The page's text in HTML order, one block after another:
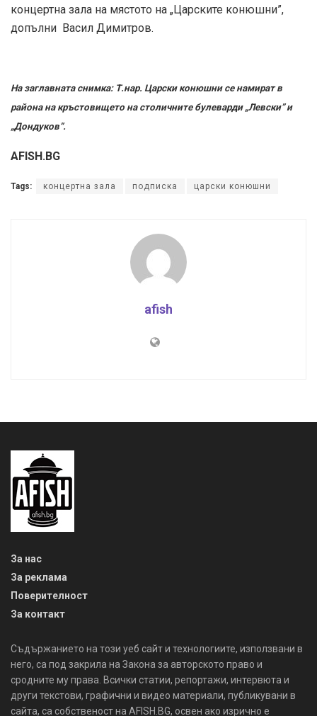
концертна зала на мястото на „Царските конюшни”,
допълни Васил Димитров.
На заглавната снимка: Т.нар. Царски конюшни се намират в
района на кръстовището на столичните булеварди „Левски” и
„Дондуков”.
AFISH.BG
Tags: концертна зала подписка царски конюшни
afish
За нас
За реклама
Поверителност
За контакт
Съдържанието на този уеб сайт и технологиите, използвани в
него, са под закрила на Закона за авторското право и
сродните му права. Всички статии, репортажи, интервюта и
други текстови, графични и видео материали, публикувани в
сайта, са собственост на AFISH.BG, освен ако изрично е